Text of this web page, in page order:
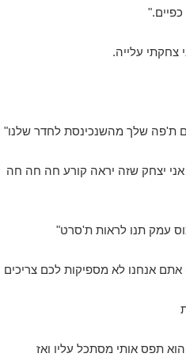
צחקתי עלייה.
ת'פה שלך מהשנכינסת לחדר שלנו"
אני יצחק שזה יראה קורע חה חה חה
עמק תנו לראות ת'סרט"
אנחנו לא מספיקות לכם צריכים
הוא תפס אותי מסתכל עליו ואז